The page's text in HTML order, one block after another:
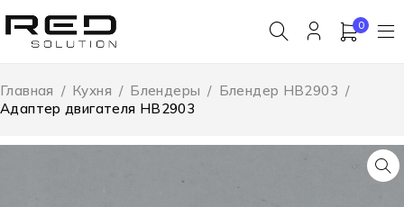
0
Главная / Кухня / Блендеры / Блендер HB2903 /
Адаптер двигателя HB2903